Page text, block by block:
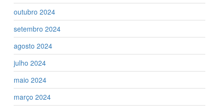
outubro 2024
setembro 2024
agosto 2024
julho 2024
maio 2024
março 2024